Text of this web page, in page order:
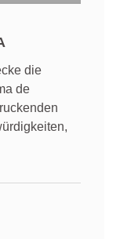
die
de